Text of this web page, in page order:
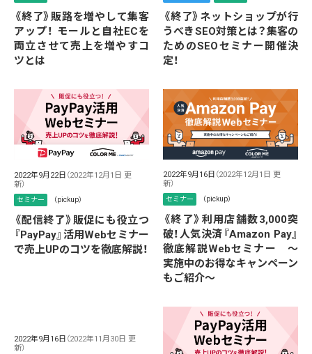
《終了》販路を増やして集客
アップ！ モールと自社ECを
両立させて売上を増やすコ
ツとは
《終了》ネットショップが行
うべきSEO対策とは？集客の
ためのSEOセミナー開催決
定！
2022年9月22日 （2022年12月1日 更
新）
セミナー （pickup）
《配信終了》販促にも役立つ
『PayPay』活用Webセミナー
で売上UPのコツを徹底解説！
2022年9月16日 （2022年12月1日 更
新）
セミナー （pickup）
《終了》利用店舗数3,000突
破！人気決済『Amazon Pay』
徹底解説Webセミナー ～
実施中のお得なキャンペーン
もご紹介～
2022年9月16日 （2022年11月30日 更
新）